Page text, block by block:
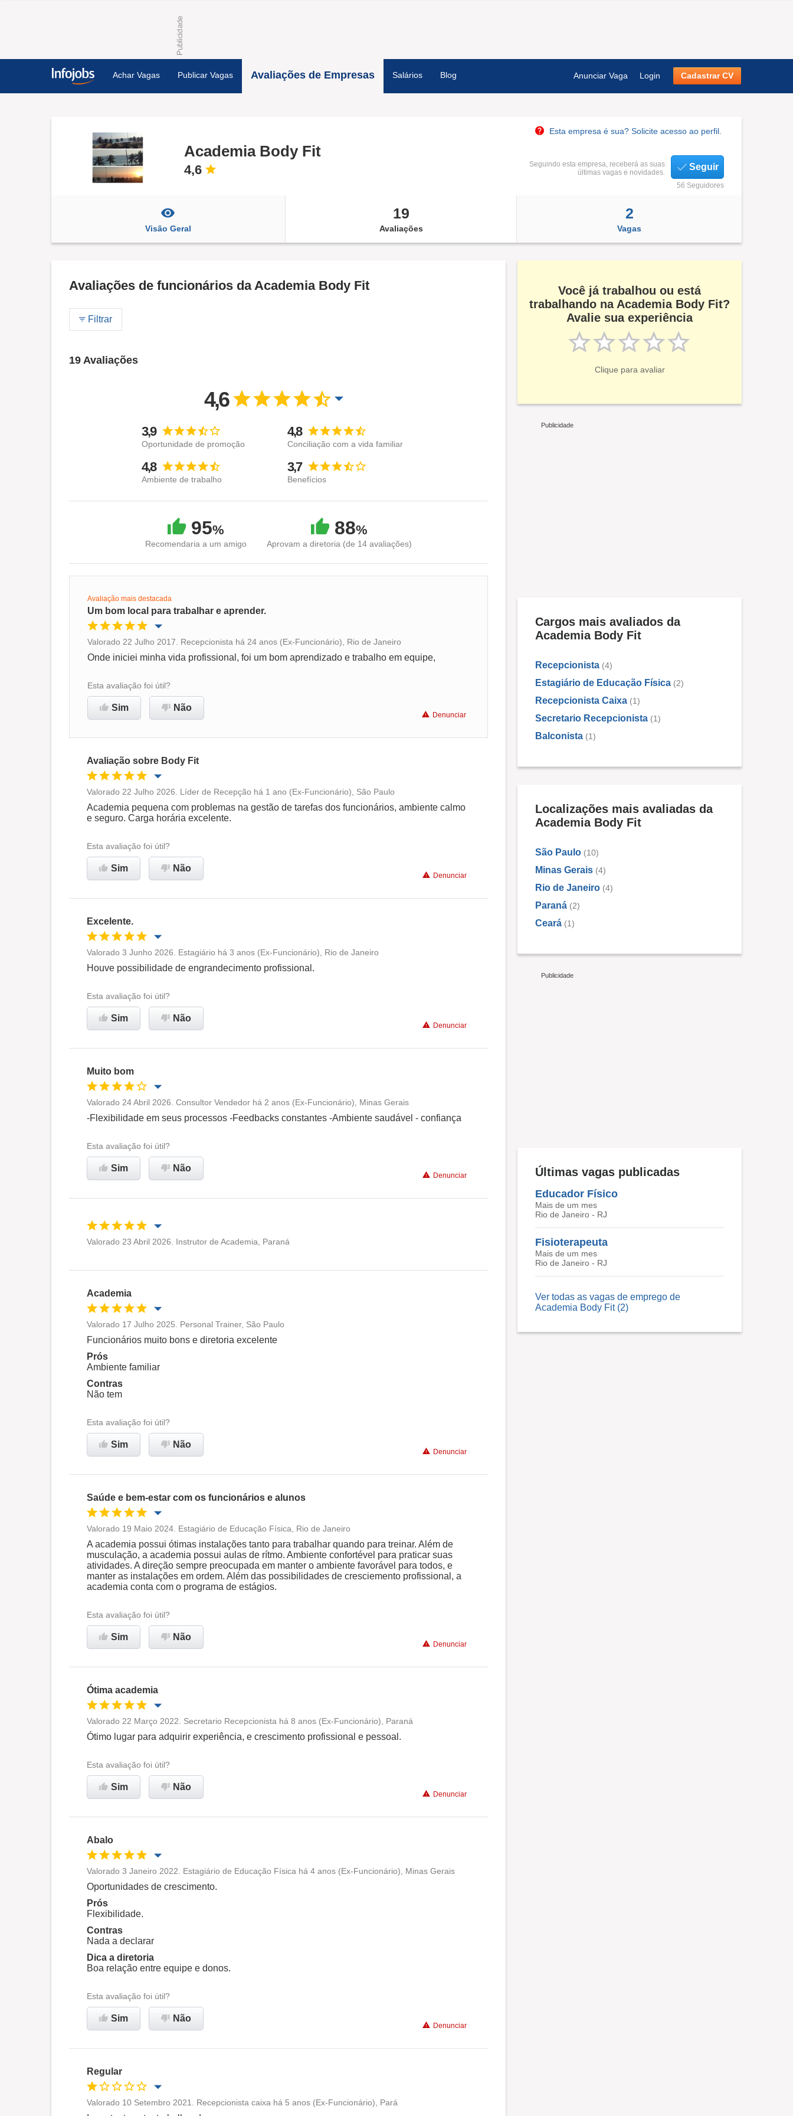
Achar Vagas Publicar Vagas Avaliações de Empresas Salários Blog Anunciar Vaga Login Cadastrar CV
Esta empresa é sua? Solicite acesso ao perfil.
Academia Body Fit
4,6
Seguindo esta empresa, receberá as suas
últimas vagas e novidades.
Seguir
56 Seguidores
Visão Geral
19
Avaliações
2
Vagas
Avaliações de funcionários da Academia Body Fit
Filtrar
19 Avaliações
4,6
3,9
Oportunidade de promoção
4,8
Conciliação com a vida familiar
4,8
Ambiente de trabalho
3,7
Benefícios
95%
Recomendaria a um amigo
88%
Aprovam a diretoria (de 14 avaliações)
Avaliação mais destacada
Um bom local para trabalhar e aprender.
Oportunidade de promoção
Ambiente de trabalho
Conciliação com a vida familiar
Recomenda esta empresa
Valorado 22 Julho 2017. Recepcionista há 24 anos (Ex-Funcionário), Rio de Janeiro
Onde iniciei minha vida profissional, foi um bom aprendizado e trabalho em equipe,
Esta avaliação foi útil?
Sim Não
Denunciar
Avaliação sobre Body Fit
Oportunidade de promoção Conciliação com a vida familiar
Recomenda esta empresa
Valorado 22 Julho 2026. Líder de Recepção há 1 ano (Ex-Funcionário), São Paulo
Academia pequena com problemas na gestão de tarefas dos funcionários, ambiente calmo
e seguro. Carga horária excelente.
Esta avaliação foi útil?
Sim Não
Denunciar
Excelente.
Oportunidade de promoção
Ambiente de trabalho
Conciliação com a vida familiar
Recomenda esta empresa
Valorado 3 Junho 2026. Estagiário há 3 anos (Ex-Funcionário), Rio de Janeiro
Houve possibilidade de engrandecimento profissional.
Esta avaliação foi útil?
Sim Não
Denunciar
Muito bom
Oportunidade de promoção
Ambiente de trabalho
Conciliação com a vida familiar
Recomenda esta empresa
Valorado 24 Abril 2026. Consultor Vendedor há 2 anos (Ex-Funcionário), Minas Gerais
-Flexibilidade em seus processos -Feedbacks constantes -Ambiente saudável - confiança
Esta avaliação foi útil?
Sim Não
Denunciar
Valorado 23 Abril 2026. Instrutor de Academia, Paraná
Academia
Oportunidade de promoção
Ambiente de trabalho
Conciliação com a vida familiar
Recomenda esta empresa
Valorado 17 Julho 2025. Personal Trainer, São Paulo
Funcionários muito bons e diretoria excelente
Prós
Ambiente familiar
Contras
Não tem
Esta avaliação foi útil?
Sim Não
Denunciar
Saúde e bem-estar com os funcionários e alunos
Oportunidade de promoção
Ambiente de trabalho
Conciliação com a vida familiar
Benefícios
Valorado 19 Maio 2024. Estagiário de Educação Física, Rio de Janeiro
A academia possui ótimas instalações tanto para trabalhar quando para treinar. Além de
musculação, a academia possui aulas de rítmo. Ambiente confortével para praticar suas
atividades. A direção sempre preocupada em manter o ambiente favorável para todos, e
manter as instalações em ordem. Além das possibilidades de cresciemento profissional, a
academia conta com o programa de estágios.
Esta avaliação foi útil?
Sim Não
Denunciar
Ótima academia
Oportunidade de promoção
Ambiente de trabalho
Conciliação com a vida familiar
Recomenda esta empresa
Valorado 22 Março 2022. Secretario Recepcionista há 8 anos (Ex-Funcionário), Paraná
Ótimo lugar para adquirir experiência, e crescimento profissional e pessoal.
Esta avaliação foi útil?
Sim Não
Denunciar
Abalo
Oportunidade de promoção
Ambiente de trabalho
Recomenda esta empresa
Valorado 3 Janeiro 2022. Estagiário de Educação Física há 4 anos (Ex-Funcionário), Minas Gerais
Oportunidades de crescimento.
Prós
Flexibilidade.
Contras
Nada a declarar
Dica a diretoria
Boa relação entre equipe e donos.
Esta avaliação foi útil?
Sim Não
Denunciar
Regular
Valorado 10 Setembro 2021. Recepcionista caixa há 5 anos (Ex-Funcionário), Pará
Você já trabalhou ou está
trabalhando na Academia Body Fit?
Avalie sua experiência
Clique para avaliar
Cargos mais avaliados da
Academia Body Fit
Recepcionista (4)
Estagiário de Educação Física (2)
Recepcionista Caixa (1)
Secretario Recepcionista (1)
Balconista (1)
Localizações mais avaliadas da
Academia Body Fit
São Paulo (10)
Minas Gerais (4)
Rio de Janeiro (4)
Paraná (2)
Ceará (1)
Últimas vagas publicadas
Educador Físico
Mais de um mes
Rio de Janeiro - RJ
Fisioterapeuta
Mais de um mes
Rio de Janeiro - RJ
Ver todas as vagas de emprego de
Academia Body Fit (2)